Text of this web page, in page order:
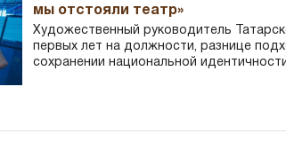
мы отстояли театр»
Художественный руководитель
первых лет на должности, разнице
сохранении национальной